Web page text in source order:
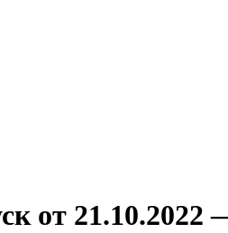
от 21.10.2022